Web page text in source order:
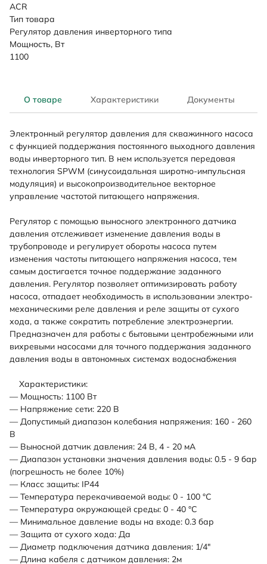
ACR
Тип товара
Регулятор давления инверторного типа
Мощность, Вт
1100
О товаре Характеристики Документы
Электронный регулятор давления для скважинного насоса
с функцией поддержания постоянного выходного давления
воды инверторного тип. В нем используется передовая
технология SPWM (синусоидальная широтно-импульсная
модуляция) и высокопроизводительное векторное
управление частотой питающего напряжения.
Регулятор с помощью выносного электронного датчика
давления отслеживает изменение давления воды в
трубопроводе и регулирует обороты насоса путем
изменения частоты питающего напряжения насоса, тем
самым достигается точное поддержание заданного
давления. Регулятор позволяет оптимизировать работу
насоса, отпадает необходимость в использовании электро-
механическими реле давления и реле защиты от сухого
хода, а также сократить потребление электроэнергии.
Предназначен для работы с бытовыми центробежными или
вихревыми насосами для точного поддержания заданного
давления воды в автономных системах водоснабжения
Характеристики:
— Мощность: 1100 Вт
— Напряжение сети: 220 В
— Допустимый диапазон колебания напряжения: 160 - 260
В
— Выносной датчик давления: 24 В, 4 - 20 мА
— Диапазон установки значения давления воды: 0.5 - 9 бар
(погрешность не более 10%)
— Класс защиты: IP44
— Температура перекачиваемой воды: 0 - 100 °C
— Температура окружающей среды: 0 - 40 °C
— Минимальное давление воды на входе: 0.3 бар
— Защита от сухого хода: Да
— Диаметр подключения датчика давления: 1/4"
— Длина кабеля с датчиком давления: 2м